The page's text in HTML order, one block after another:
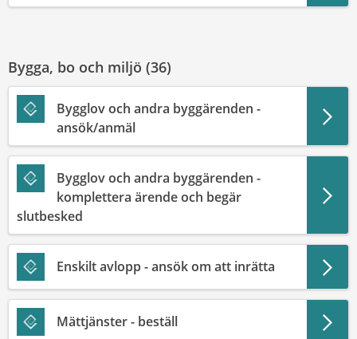
Bygga, bo och miljö (36)
Bygglov och andra byggärenden -
ansök/anmäl
Bygglov och andra byggärenden -
komplettera ärende och begär
slutbesked
Enskilt avlopp - ansök om att inrätta
Mättjänster - beställ